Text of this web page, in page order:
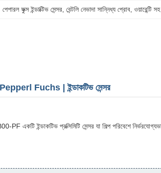
পেপারল ফুক্স ইন্ডাক্টিভ সেন্সর বেন্টলি নেভাদা সান্নিধ্য প্রোব ওয়ারেন্টি
Fuchs | ইন্ডাকটিভ সেন্সর
ইন্ডাকটিভ প্রক্সিমিটি সেন্সর যা শিল্প পরিবেশে